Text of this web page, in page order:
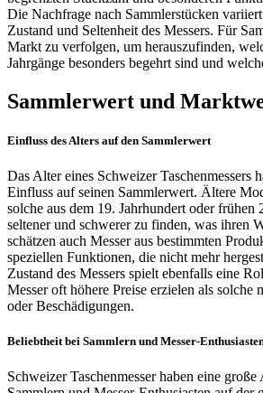
Die Nachfrage nach Sammlerstücken
Zustand und Seltenheit des Messers. Für
Markt zu verfolgen, um herauszufinden,
Jahrgänge besonders begehrt sind und
Sammlerwert und
Einfluss des Alters auf den Sammlerwert
Das Alter eines Schweizer Taschenmessers
Einfluss auf seinen Sammlerwert. Ältere
solche aus dem 19. Jahrhundert oder frühen
seltener und schwerer zu finden, was ihren
schätzen auch Messer aus bestimmten
speziellen Funktionen, die nicht mehr
Zustand des Messers spielt ebenfalls eine
Messer oft höhere Preise erzielen als solche
oder Beschädigungen.
Beliebtheit bei Sammlern und Messer-
Schweizer Taschenmesser haben eine